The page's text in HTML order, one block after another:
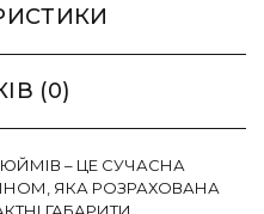
(0)
ДЮЙМІВ – ЦЕ СУЧАСНА
ЯКА РОЗРАХОВАНА
ГАБАРИТИ